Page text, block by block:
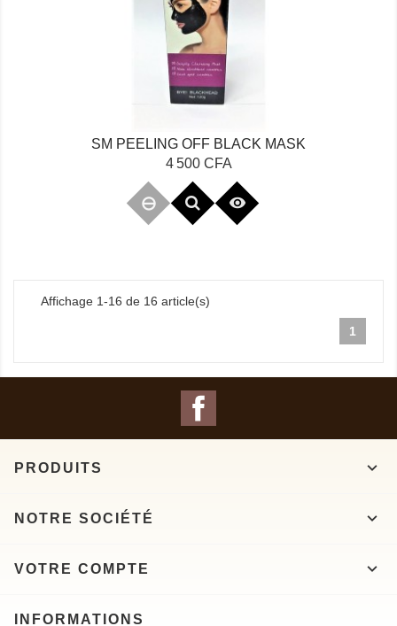
SM PEELING OFF BLACK MASK
Prix
4 500 CFA

Affichage 1-16 de 16 article(s)
1
PRODUITS 
NOTRE SOCIÉTÉ 
VOTRE COMPTE 
INFORMATIONS